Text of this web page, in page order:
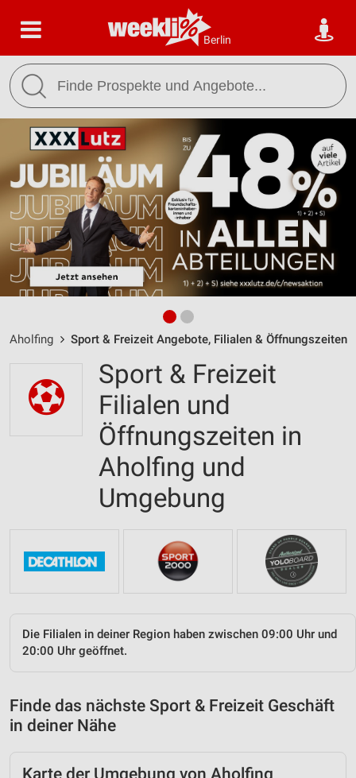
Berlin
Aholfing Sport & Freizeit Angebote, Filialen & Öffnungszeiten
Sport & Freizeit
Filialen und
Öffnungszeiten in
Aholfing und
Umgebung
Die Filialen in deiner Region haben zwischen 09:00 Uhr und
20:00 Uhr geöffnet.
Finde das nächste Sport & Freizeit Geschäft
in deiner Nähe
Karte der Umgebung von Aholfing